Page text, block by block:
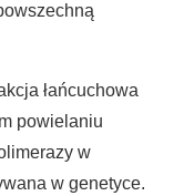
łańcuchowa
powielaniu
w
w genetyce.